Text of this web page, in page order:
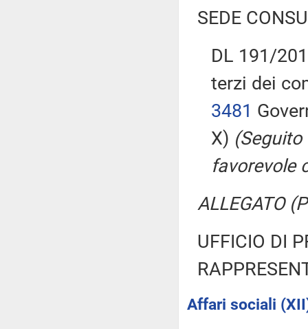
SEDE
DL 191/
terzi dei
3481
X)
favorevole
ALLEGATO
UFFICIO DI
Affari sociali